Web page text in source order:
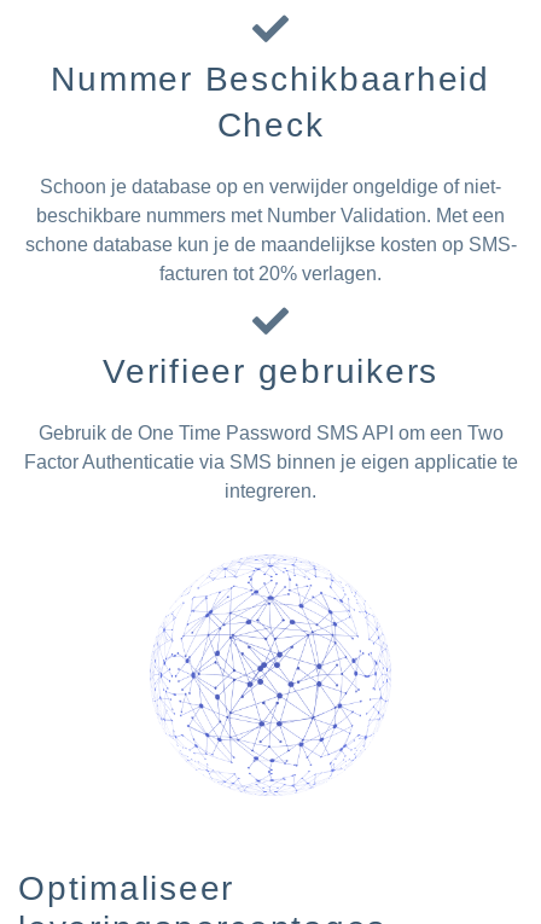
Nummer Beschikbaarheid
Check
Schoon je database op en verwijder ongeldige of niet-
beschikbare nummers met Number Validation. Met een
schone database kun je de maandelijkse kosten op SMS-
facturen tot 20% verlagen.
Verifieer gebruikers
Gebruik de One Time Password SMS API om een Two
Factor Authenticatie via SMS binnen je eigen applicatie te
integreren.
Optimaliseer